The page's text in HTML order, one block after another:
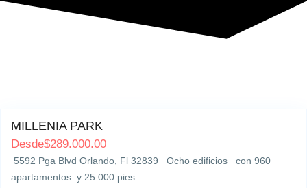
MILLENIA PARK
Desde$289.000.00
5592 Pga Blvd Orlando, Fl 32839 Ocho edificios con 960
apartamentos y 25.000 pies…